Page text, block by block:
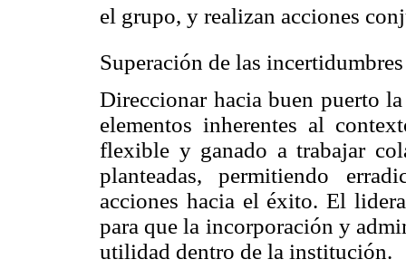
el grupo, y realizan acciones
Superación de las
Direccionar hacia buen puerto
elementos inherentes al
flexible y ganado a trabajar
planteadas, permitiendo
acciones hacia el éxito. El
para que la incorporación y
utilidad dentro de la institución.